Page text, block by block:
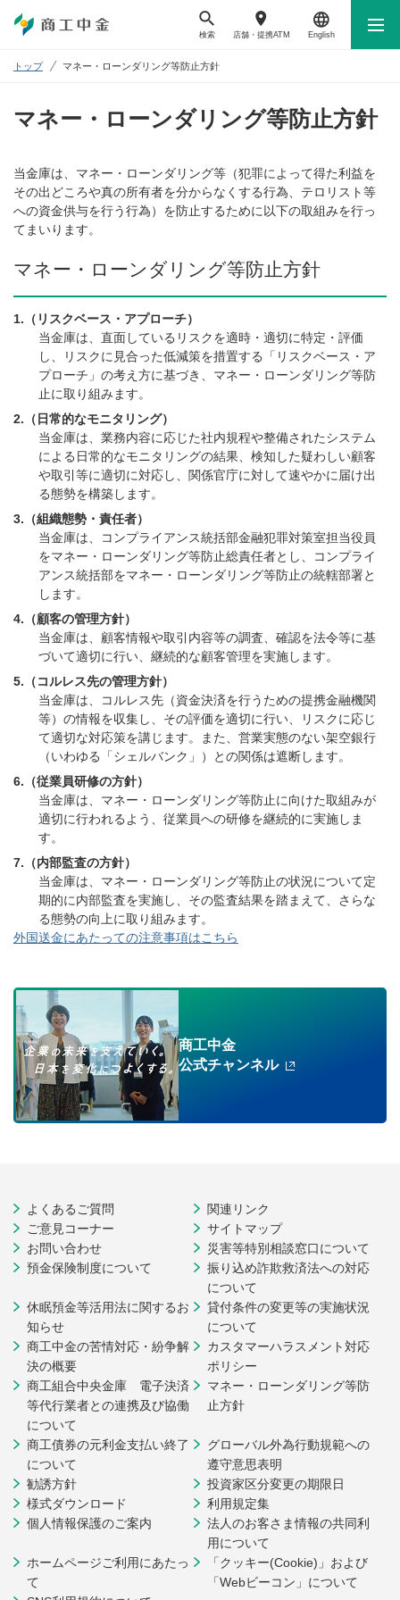
検索 店舗・ 提携ATM English
トップ マネー・ローンダリング等防止方針
マネー・ローンダリング等防止方針
当金庫は、マネー・ローンダリング等（犯罪によって得た利益を
その出どころや真の所有者を分からなくする行為、テロリスト等
への資金供与を行う行為）を防止するために以下の取組みを行っ
てまいります。
マネー・ローンダリング等防止方針
1.（リスクベース・アプローチ）
当金庫は、直面しているリスクを適時・適切に特定・評価
し、リスクに見合った低減策を措置する「リスクベース・ア
プローチ」の考え方に基づき、マネー・ローンダリング等防
止に取り組みます。
2.（日常的なモニタリング）
当金庫は、業務内容に応じた社内規程や整備されたシステム
による日常的なモニタリングの結果、検知した疑わしい顧客
や取引等に適切に対応し、関係官庁に対して速やかに届け出
る態勢を構築します。
3.（組織態勢・責任者）
当金庫は、コンプライアンス統括部金融犯罪対策室担当役員
をマネー・ローンダリング等防止総責任者とし、コンプライ
アンス統括部をマネー・ローンダリング等防止の統轄部署と
します。
4.（顧客の管理方針）
当金庫は、顧客情報や取引内容等の調査、確認を法令等に基
づいて適切に行い、継続的な顧客管理を実施します。
5.（コルレス先の管理方針）
当金庫は、コルレス先（資金決済を行うための提携金融機関
等）の情報を収集し、その評価を適切に行い、リスクに応じ
て適切な対応策を講じます。また、営業実態のない架空銀行
（いわゆる「シェルバンク」）との関係は遮断します。
6.（従業員研修の方針）
当金庫は、マネー・ローンダリング等防止に向けた取組みが
適切に行われるよう、従業員への研修を継続的に実施しま
す。
7.（内部監査の方針）
当金庫は、マネー・ローンダリング等防止の状況について定
期的に内部監査を実施し、その監査結果を踏まえて、さらな
る態勢の向上に取り組みます。
外国送金にあたっての注意事項はこちら
商工中金
公式チャンネル
よくあるご質問
関連リンク
ご意見コーナー
サイトマップ
お問い合わせ
災害等特別相談窓口について
預金保険制度について
振り込め詐欺救済法への対応
について
休眠預金等活用法に関するお
知らせ
貸付条件の変更等の実施状況
について
商工中金の苦情対応・紛争解
決の概要
カスタマーハラスメント対応
ポリシー
商工組合中央金庫 電子決済
等代行業者との連携及び協働
について
マネー・ローンダリング等防
止方針
商工債券の元利金支払い終了
について
グローバル外為行動規範への
遵守意思表明
勧誘方針
投資家区分変更の期限日
様式ダウンロード
利用規定集
個人情報保護のご案内
法人のお客さま情報の共同利
用について
ホームページご利用にあたっ
て
「クッキー(Cookie)」および
「Webビーコン」について